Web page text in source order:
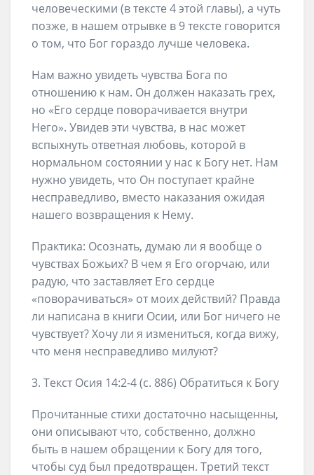
человеческими (в тексте 4 этой главы), а чуть
позже, в нашем отрывке в 9 тексте говорится
о том, что Бог гораздо лучше человека.
Нам важно увидеть чувства Бога по
отношению к нам. Он должен наказать грех,
но «Его сердце поворачивается внутри
Него». Увидев эти чувства, в нас может
вспыхнуть ответная любовь, которой в
нормальном состоянии у нас к Богу нет. Нам
нужно увидеть, что Он поступает крайне
несправедливо, вместо наказания ожидая
нашего возвращения к Нему.
Практика: Осознать, думаю ли я вообще о
чувствах Божьих? В чем я Его огорчаю, или
радую, что заставляет Его сердце
«поворачиваться» от моих действий? Правда
ли написана в книги Осии, или Бог ничего не
чувствует? Хочу ли я измениться, когда вижу,
что меня несправедливо милуют?
3. Текст Осия 14:2-4 (с. 886) Обратиться к Богу
Прочитанные стихи достаточно насыщенны,
они описывают что, собственно, должно
быть в нашем обращении к Богу для того,
чтобы суд был предотвращен. Третий текст